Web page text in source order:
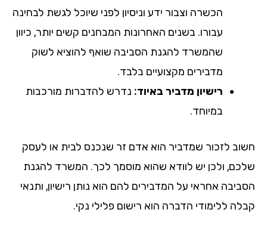
הכשרה וצבור ידע וניסיון לפני שיוכל לגשת לבחינה
עבורו. בשנים האחרונות המבחנים קשים יותר, כיוון
שהמשרד להגנת הסביבה שואף להוציא לשוק
מדבירים מקצועיים בלבד.
רישיון מדביר באיוד: נדרש להדברות מורכבות
במיוחד.
חשוב לזכור שמדביר הוא אדם זר שנכנס לבית או לעסק
שלכם, ולכן יש לוודא שהוא מוסמך לכך. המשרד להגנת
הסביבה אחראי על המדבירים להם הוא נותן רישיון, ותנאי
קבלה ללימודי הדברה הוא רישום פלילי נקי.